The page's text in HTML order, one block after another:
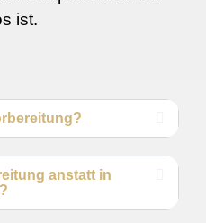
ist.
anstatt in